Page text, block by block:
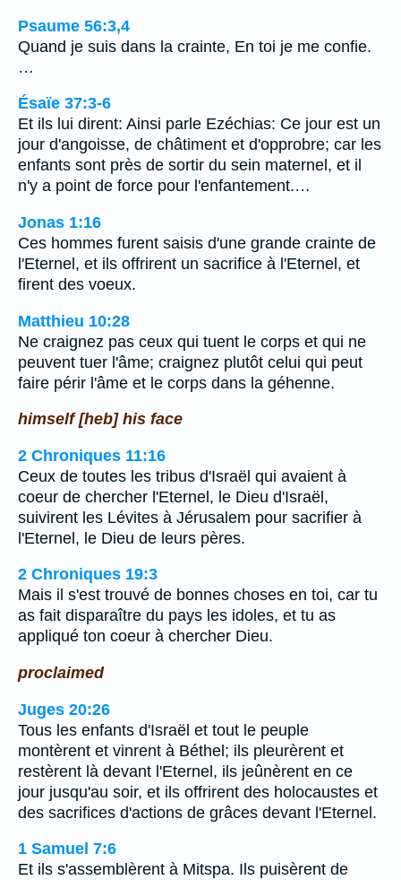
Psaume 56:3,4
Quand je suis dans la crainte, En toi je me confie.
…
Ésaïe 37:3-6
Et ils lui dirent: Ainsi parle Ezéchias: Ce jour est un
jour d'angoisse, de châtiment et d'opprobre; car les
enfants sont près de sortir du sein maternel, et il
n'y a point de force pour l'enfantement.…
Jonas 1:16
Ces hommes furent saisis d'une grande crainte de
l'Eternel, et ils offrirent un sacrifice à l'Eternel, et
firent des voeux.
Matthieu 10:28
Ne craignez pas ceux qui tuent le corps et qui ne
peuvent tuer l'âme; craignez plutôt celui qui peut
faire périr l'âme et le corps dans la géhenne.
himself [heb] his face
2 Chroniques 11:16
Ceux de toutes les tribus d'Israël qui avaient à
coeur de chercher l'Eternel, le Dieu d'Israël,
suivirent les Lévites à Jérusalem pour sacrifier à
l'Eternel, le Dieu de leurs pères.
2 Chroniques 19:3
Mais il s'est trouvé de bonnes choses en toi, car tu
as fait disparaître du pays les idoles, et tu as
appliqué ton coeur à chercher Dieu.
proclaimed
Juges 20:26
Tous les enfants d'Israël et tout le peuple
montèrent et vinrent à Béthel; ils pleurèrent et
restèrent là devant l'Eternel, ils jeûnèrent en ce
jour jusqu'au soir, et ils offrirent des holocaustes et
des sacrifices d'actions de grâces devant l'Eternel.
1 Samuel 7:6
Et ils s'assemblèrent à Mitspa. Ils puisèrent de